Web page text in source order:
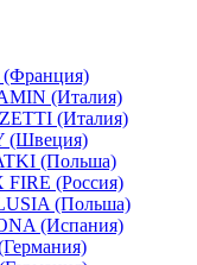
(Италия)
(Италия)
(Швеция)
(Польша)
(Россия)
(Польша)
(Испания)